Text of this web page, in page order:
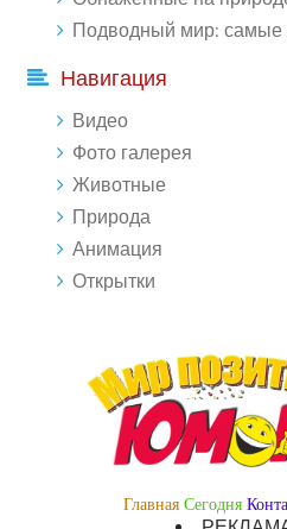
Подводный мир: самые странные
Навигация
Видео
Фото галерея
Животные
Природа
Анимация
Открытки
Главная Сегодня